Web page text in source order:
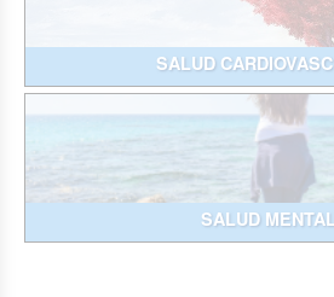
SALUD
SALUD MENTAL